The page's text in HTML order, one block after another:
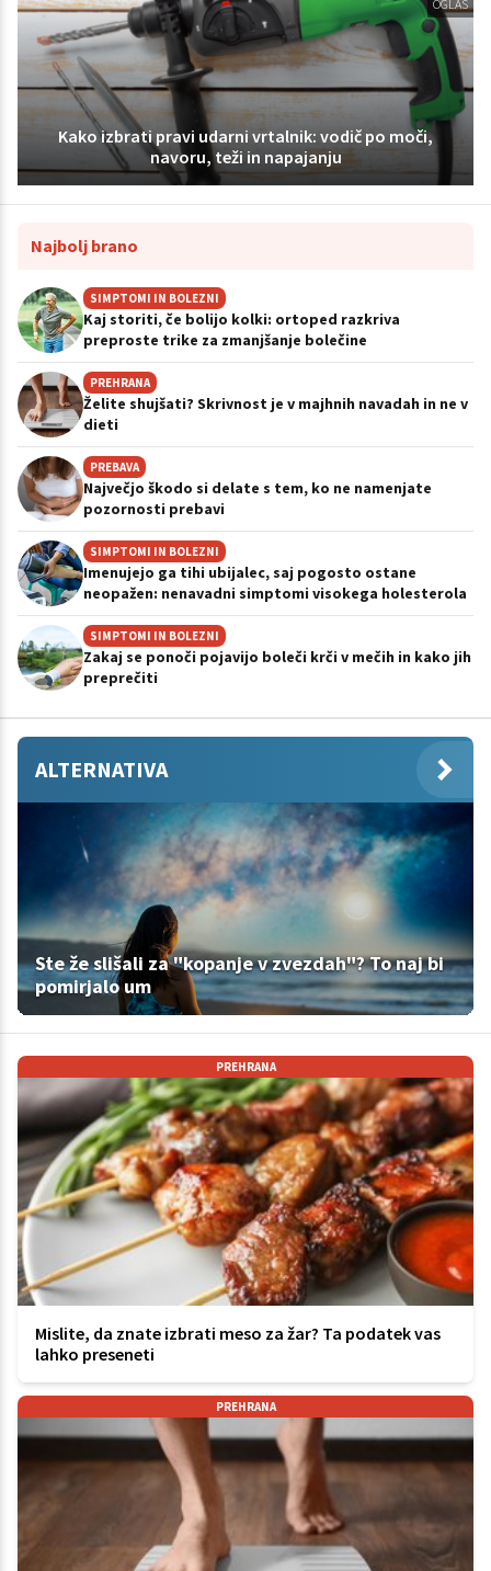
OGLAS
Kako izbrati pravi udarni vrtalnik: vodič po moči,
navoru, teži in napajanju
Najbolj brano
SIMPTOMI IN BOLEZNI
Kaj storiti, če bolijo kolki: ortoped razkriva
preproste trike za zmanjšanje bolečine
PREHRANA
Želite shujšati? Skrivnost je v majhnih navadah in ne v
dieti
PREBAVA
Največjo škodo si delate s tem, ko ne namenjate
pozornosti prebavi
SIMPTOMI IN BOLEZNI
Imenujejo ga tihi ubijalec, saj pogosto ostane
neopažen: nenavadni simptomi visokega holesterola
SIMPTOMI IN BOLEZNI
Zakaj se ponoči pojavijo boleči krči v mečih in kako jih
preprečiti
ALTERNATIVA
Ste že slišali za "kopanje v zvezdah"? To naj bi
pomirjalo um
PREHRANA
Mislite, da znate izbrati meso za žar? Ta podatek vas
lahko preseneti
PREHRANA